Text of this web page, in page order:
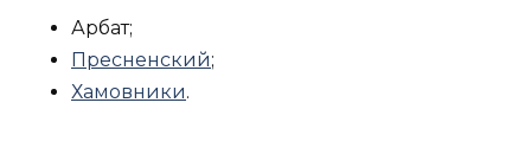
Арбат;
Пресненский;
Хамовники.